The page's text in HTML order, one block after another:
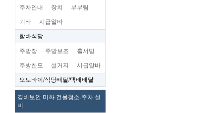
주차안내 장치 부부팀
기타 시급알바
함바식당
주방장 주방보조 홀서빙
주방찬모 설거지 시급알바
오토바이/식당배달/택배배달
경비보안.미화.건물청소.주차.설
비